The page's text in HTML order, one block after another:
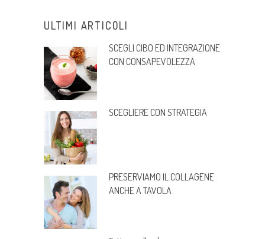
ULTIMI ARTICOLI
SCEGLI CIBO ED INTEGRAZIONE
CON CONSAPEVOLEZZA
SCEGLIERE CON STRATEGIA
PRESERVIAMO IL COLLAGENE
ANCHE A TAVOLA